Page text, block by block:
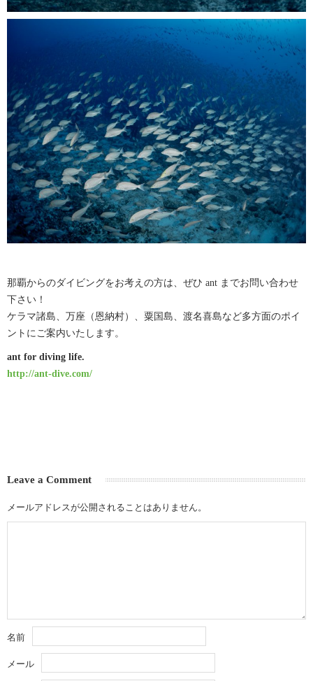
那覇からのダイビングをお考えの方は、ぜひ ant までお問い合わせ
下さい！
ケラマ諸島、万座（恩納村）、粟国島、渡名喜島など多方面のポイ
ントにご案内いたします。
ant for diving life.
http://ant-dive.com/
Leave a Comment
メールアドレスが公開されることはありません。
名前
メール